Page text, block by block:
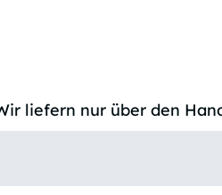
liefern nur über den